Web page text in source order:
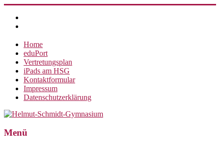
Inhalt
springen
Home
eduPort
Vertretungsplan
iPads am HSG
Kontaktformular
Impressum
Datenschutzerklärung
Helmut-
Menü